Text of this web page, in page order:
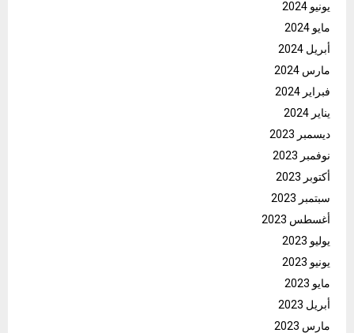
يونيو 2024
مايو 2024
أبريل 2024
مارس 2024
فبراير 2024
يناير 2024
ديسمبر 2023
نوفمبر 2023
أكتوبر 2023
سبتمبر 2023
أغسطس 2023
يوليو 2023
يونيو 2023
مايو 2023
أبريل 2023
مارس 2023